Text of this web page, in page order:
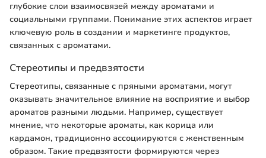
глубокие слои взаимосвязей между ароматами и
социальными группами. Понимание этих аспектов играет
ключевую роль в создании и маркетинге продуктов,
связанных с ароматами.
Стереотипы и предвзятости
Стереотипы, связанные с пряными ароматами, могут
оказывать значительное влияние на восприятие и выбор
ароматов разными людьми. Например, существует
мнение, что некоторые ароматы, как корица или
кардамон, традиционно ассоциируются с женственным
образом. Такие предвзятости формируются через